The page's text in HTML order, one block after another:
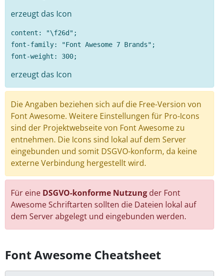
erzeugt das Icon
content: "\f26d";
font-family: "Font Awesome 7 Brands";
font-weight: 300;
erzeugt das Icon
Die Angaben beziehen sich auf die Free-Version von
Font Awesome. Weitere Einstellungen für Pro-Icons
sind der Projektwebseite von Font Awesome zu
entnehmen. Die Icons sind lokal auf dem Server
eingebunden und somit DSGVO-konform, da keine
externe Verbindung hergestellt wird.
Für eine DSGVO-konforme Nutzung der Font
Awesome Schriftarten sollten die Dateien lokal auf
dem Server abgelegt und eingebunden werden.
Font Awesome Cheatsheet